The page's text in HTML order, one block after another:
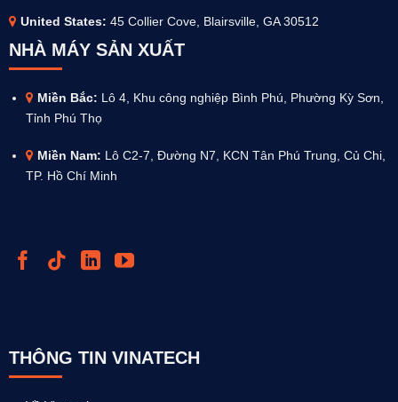
United States: 45 Collier Cove, Blairsville, GA 30512
NHÀ MÁY SẢN XUẤT
Miền Bắc: Lô 4, Khu công nghiệp Bình Phú, Phường Kỳ Sơn,
Tỉnh Phú Thọ
Miền Nam: Lô C2-7, Đường N7, KCN Tân Phú Trung, Củ Chi,
TP. Hồ Chí Minh
THÔNG TIN VINATECH